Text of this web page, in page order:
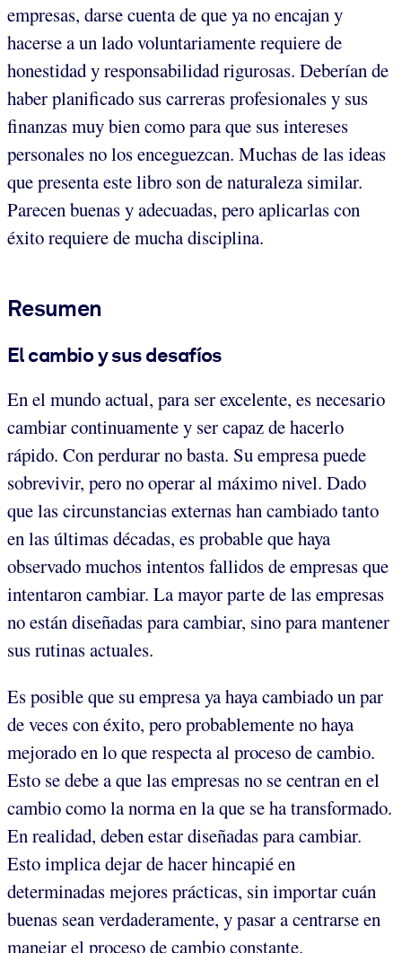
empresas, darse cuenta de que ya no encajan y
hacerse a un lado voluntariamente requiere de
honestidad y responsabilidad rigurosas. Deberían de
haber planificado sus carreras profesionales y sus
finanzas muy bien como para que sus intereses
personales no los enceguezcan. Muchas de las ideas
que presenta este libro son de naturaleza similar.
Parecen buenas y adecuadas, pero aplicarlas con
éxito requiere de mucha disciplina.
Resumen
El cambio y sus desafíos
En el mundo actual, para ser excelente, es necesario
cambiar continuamente y ser capaz de hacerlo
rápido. Con perdurar no basta. Su empresa puede
sobrevivir, pero no operar al máximo nivel. Dado
que las circunstancias externas han cambiado tanto
en las últimas décadas, es probable que haya
observado muchos intentos fallidos de empresas que
intentaron cambiar. La mayor parte de las empresas
no están diseñadas para cambiar, sino para mantener
sus rutinas actuales.
Es posible que su empresa ya haya cambiado un par
de veces con éxito, pero probablemente no haya
mejorado en lo que respecta al proceso de cambio.
Esto se debe a que las empresas no se centran en el
cambio como la norma en la que se ha transformado.
En realidad, deben estar diseñadas para cambiar.
Esto implica dejar de hacer hincapié en
determinadas mejores prácticas, sin importar cuán
buenas sean verdaderamente, y pasar a centrarse en
manejar el proceso de cambio constante.